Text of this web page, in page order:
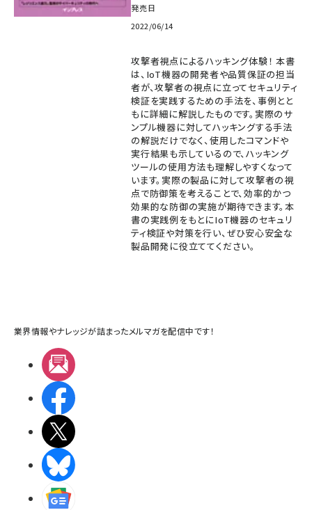
発売日
2022/06/14
攻撃者視点によるハッキング体験！ 本書
は、IoT機器の開発者や品質保証の担当
者が、攻撃者の視点に立ってセキュリティ
検証を実践するための手法を、事例とと
もに詳細に解説したものです。実際のサ
ンプル機器に対してハッキングする手法
の解説だけでなく、使用したコマンドや
実行結果も示しているので、ハッキング
ツールの使用方法も理解しやすくなって
います。実際の製品に対して攻撃者の視
点で防御策を考えることで、効率的かつ
効果的な防御の実施が期待できます。本
書の実践例をもとにIoT機器のセキュリ
ティ検証や対策を行い、ぜひ安心安全な
製品開発に役立ててください。
業界情報やナレッジが詰まったメルマガを配信中です！